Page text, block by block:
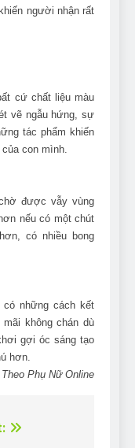
người nhận rất
cứ chất liệu màu
vẽ ngẫu hứng, sự
tác phẩm khiến
con mình.
được vẫy vùng
nếu có một chút
có nhiều bong
những cách kết
không chán dù
gợi óc sáng tạo
hơn.
Theo Phụ Nữ Online